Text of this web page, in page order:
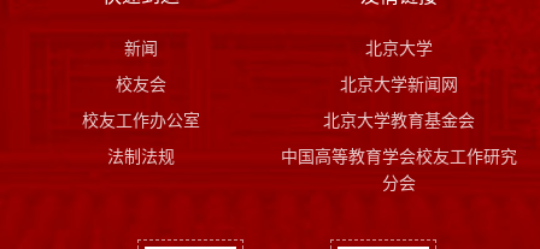
新闻
校友会
校友工作办公室
法制法规
北京大学
北京大学新闻网
北京大学教育基金会
中国高等教育学会校友工作研究
分会